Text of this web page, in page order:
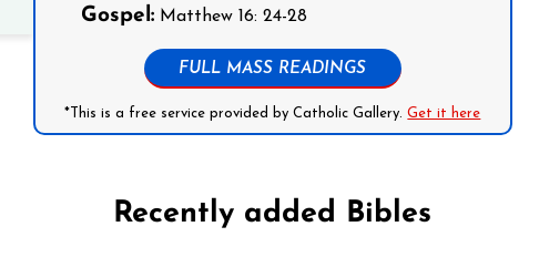
Gospel:Matthew 16: 24-28
FULL MASS READINGS
*This is a free service provided by Catholic Gallery.Get it here
Recently added Bibles